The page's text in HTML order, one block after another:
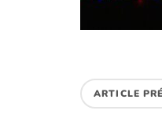
ARTICLE